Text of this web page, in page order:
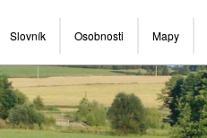
Slovník Osobnosti Mapy